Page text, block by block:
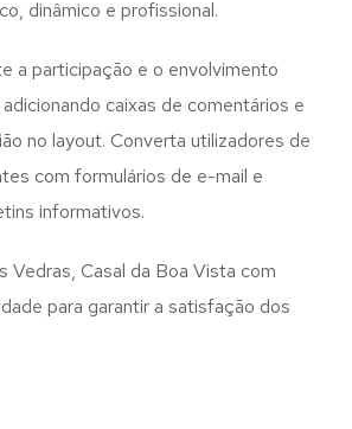
dinâmico e profissional.
a participação e o envolvimento
caixas de comentários e
no layout. Converta utilizadores de
com formulários de e-mail e
informativos.
Vedras, Casal da Boa Vista com
para garantir a satisfação dos